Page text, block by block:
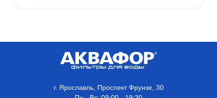
г. Ярославль, Проспект Фрунзе, 30